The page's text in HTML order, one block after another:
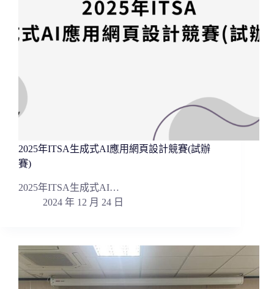
2025年ITSA生成式AI應用網頁設計競賽(試辦
賽)
2025年ITSA生成式AI…
2024 年 12 月 24 日